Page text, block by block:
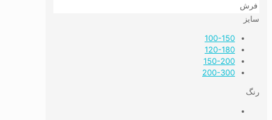
فرش
سایز
100-150
120-180
150-200
200-300
رنگ